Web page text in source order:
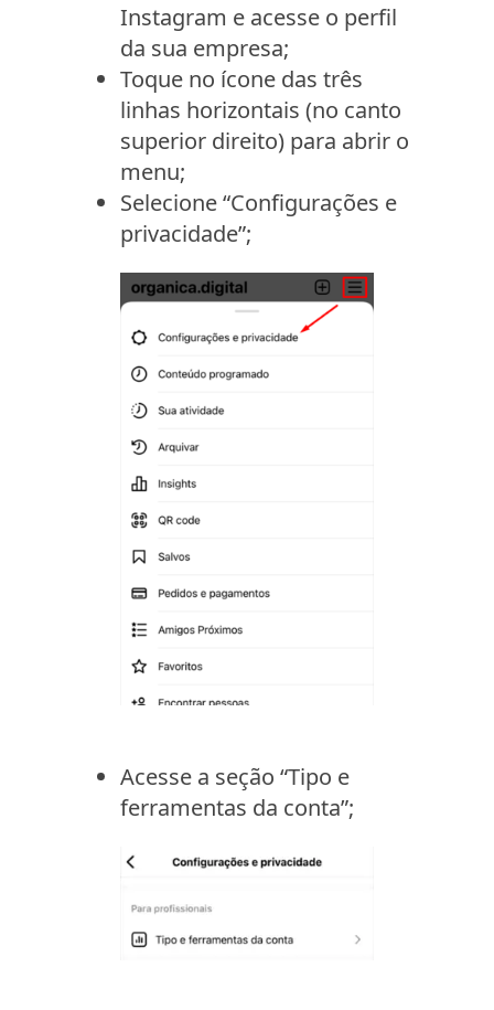
Instagram e acesse o perfil
da sua empresa;
Toque no ícone das três
linhas horizontais (no canto
superior direito) para abrir o
menu;
Selecione “Configurações e
privacidade”;
Acesse a seção “Tipo e
ferramentas da conta”;